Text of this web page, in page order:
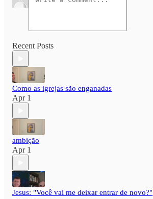
Recent Posts
Como as igrejas são enganadas
Apr 1
ambição
Apr 1
Jesus: "Você vai me deixar entrar de novo?"